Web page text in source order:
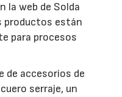
la web de Solda
productos están
para procesos
de accesorios de
serraje, un